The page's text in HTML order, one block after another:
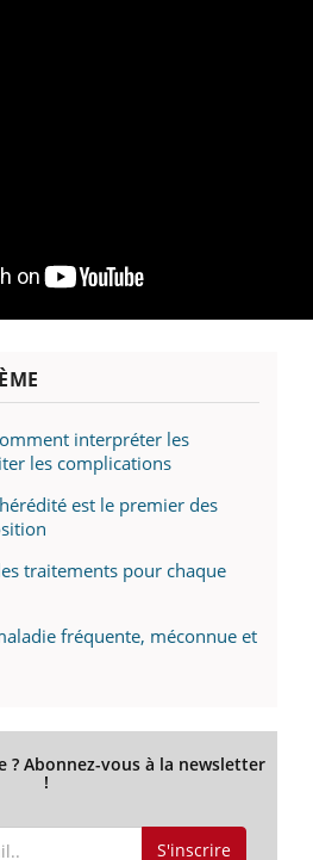
interpréter les
les complications
est le premier des
traitements pour chaque
fréquente, méconnue et
? Abonnez-vous à la newsletter
!
S'inscrire